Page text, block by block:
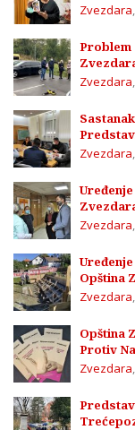
Zvezdara
Problem
Zvezdara
Zvezdara
Zvezdara
Opština
Zvezdara
Opština
Protiv
Zvezdara